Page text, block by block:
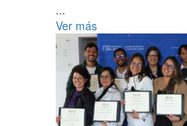
...
Ver más